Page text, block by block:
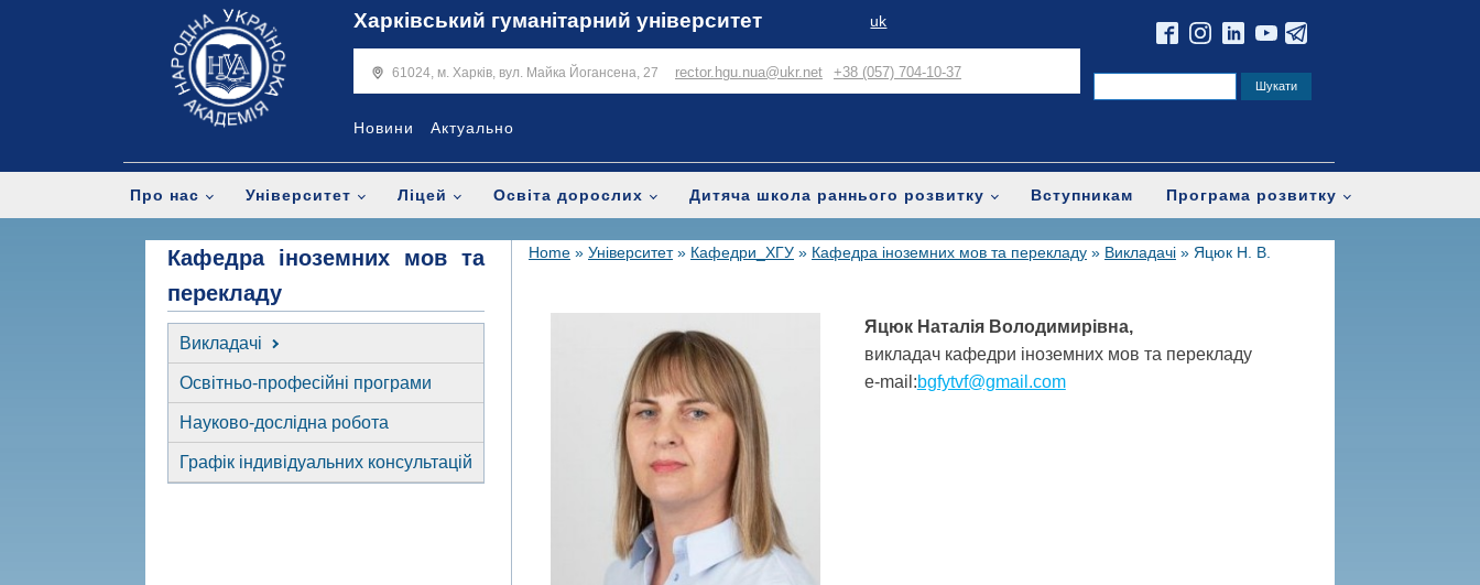
Харківський гуманітарний університет uk
61024, м. Харків, вул. Майка Йогансена, 27 rector.hgu.nua@ukr.net +38 (057) 704-10-37
Новини Актуально
Про нас Університет Ліцей Освіта дорослих Дитяча школа раннього розвитку Вступникам Програма розвитку
Кафедра іноземних мов та
перекладу
Викладачі
Освітньо-професійні програми
Науково-дослідна робота
Графік індивідуальних консультацій
Home » Університет» Кафедри_ХГУ » Кафедра іноземних мов та перекладу » Викладачі » Яцюк Н. В.
Яцюк Наталія Володимирівна,
викладач кафедри іноземних мов та перекладу
e-mail:bgfytvf@gmail.com